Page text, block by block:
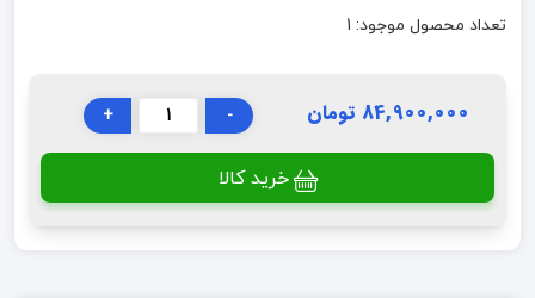
تعداد محصول موجود: 1
84,900,000 تومان -
+
خرید کالا